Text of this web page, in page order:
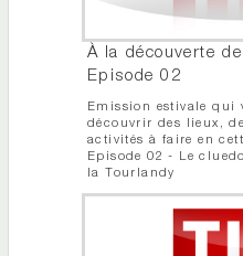
À la découverte
Episode 02
Emission estivale qui
découvrir des lieux,
activités à faire en
Episode 02 - Le
la Tourlandy